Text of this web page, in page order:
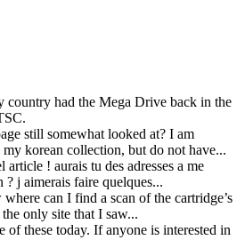
country had the Mega Drive back in the
.
still somewhat looked at? I am
korean collection, but do not have...
article ! aurais tu des adresses a me
? j aimerais faire quelques...
can I find a scan of the cartridge’s
only site that I saw...
of these today. If anyone is interested in